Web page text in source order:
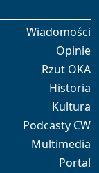
Wiadomości
Opinie
Rzut OKA
Historia
Kultura
Podcasty CW
Multimedia
Portal